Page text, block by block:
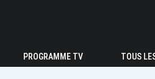
PROGRAMME TV TOUS